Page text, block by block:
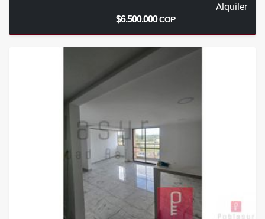
Alquiler
$6.500.000COP